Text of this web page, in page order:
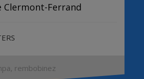
Clermont-Ferrand
rembobinez